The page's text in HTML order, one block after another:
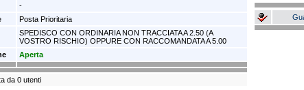
-
Posta Prioritaria
SPEDISCO CON ORDINARIA NON TRACCIATA A 2.50 (A
VOSTRO RISCHIO) OPPURE CON RACCOMANDATA A 5.00
Aperta
da 0 utenti